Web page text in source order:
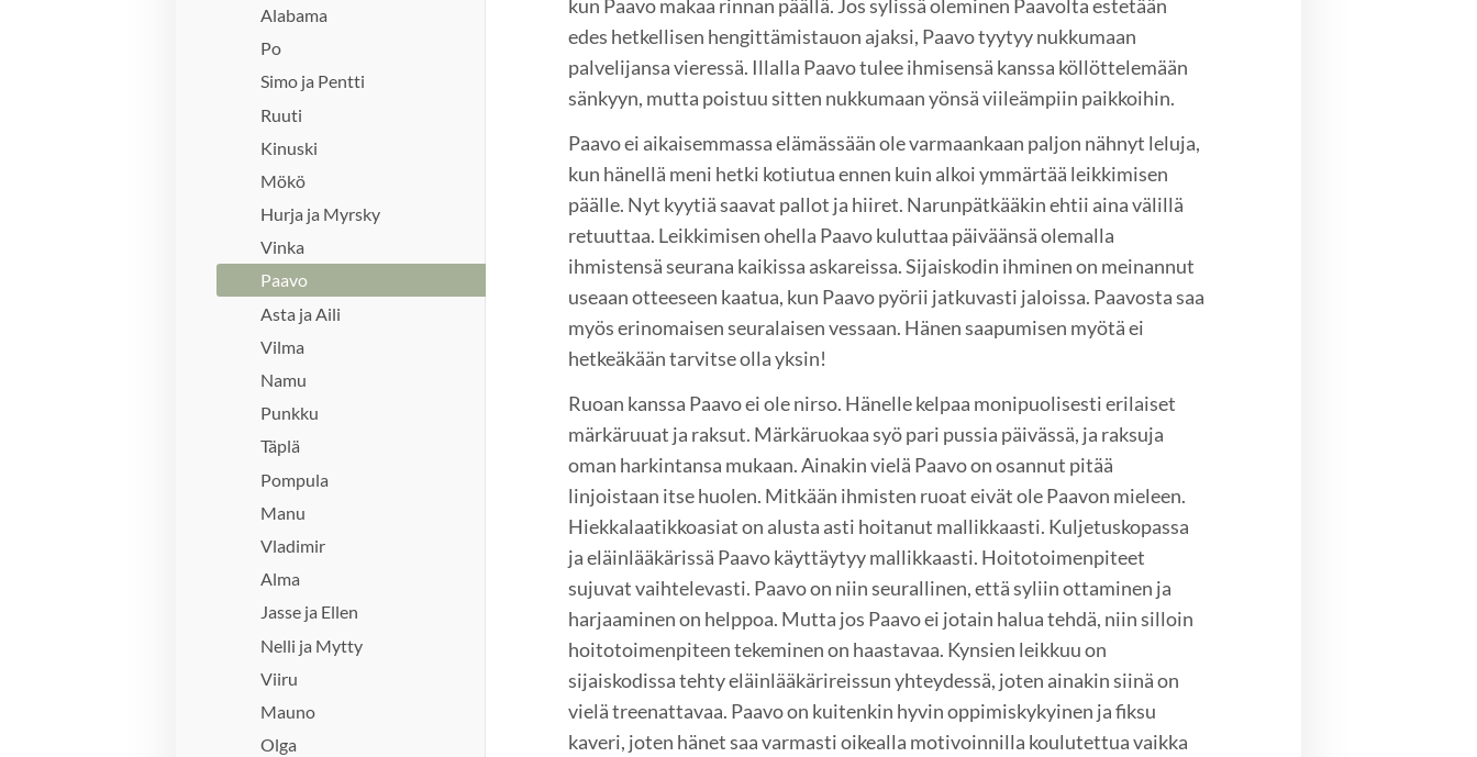
Alabama
Po
Simo ja Pentti
Ruuti
Kinuski
Mökö
Hurja ja Myrsky
Vinka
Paavo
Asta ja Aili
Vilma
Namu
Punkku
Täplä
Pompula
Manu
Vladimir
Alma
Jasse ja Ellen
Nelli ja Mytty
Viiru
Mauno
Olga
kun Paavo makaa rinnan päällä. Jos sylissä oleminen Paavolta estetään
edes hetkellisen hengittämistauon ajaksi, Paavo tyytyy nukkumaan
palvelijansa vieressä. Illalla Paavo tulee ihmisensä kanssa köllöttelemään
sänkyyn, mutta poistuu sitten nukkumaan yönsä viileämpiin paikkoihin.
Paavo ei aikaisemmassa elämässään ole varmaankaan paljon nähnyt leluja,
kun hänellä meni hetki kotiutua ennen kuin alkoi ymmärtää leikkimisen
päälle. Nyt kyytiä saavat pallot ja hiiret. Narunpätkääkin ehtii aina välillä
retuuttaa. Leikkimisen ohella Paavo kuluttaa päiväänsä olemalla
ihmistensä seurana kaikissa askareissa. Sijaiskodin ihminen on meinannut
useaan otteeseen kaatua, kun Paavo pyörii jatkuvasti jaloissa. Paavosta saa
myös erinomaisen seuralaisen vessaan. Hänen saapumisen myötä ei
hetkeäkään tarvitse olla yksin!
Ruoan kanssa Paavo ei ole nirso. Hänelle kelpaa monipuolisesti erilaiset
märkäruuat ja raksut. Märkäruokaa syö pari pussia päivässä, ja raksuja
oman harkintansa mukaan. Ainakin vielä Paavo on osannut pitää
linjoistaan itse huolen. Mitkään ihmisten ruoat eivät ole Paavon mieleen.
Hiekkalaatikkoasiat on alusta asti hoitanut mallikkaasti. Kuljetuskopassa
ja eläinlääkärissä Paavo käyttäytyy mallikkaasti. Hoitotoimenpiteet
sujuvat vaihtelevasti. Paavo on niin seurallinen, että syliin ottaminen ja
harjaaminen on helppoa. Mutta jos Paavo ei jotain halua tehdä, niin silloin
hoitotoimenpiteen tekeminen on haastavaa. Kynsien leikkuu on
sijaiskodissa tehty eläinlääkärireissun yhteydessä, joten ainakin siinä on
vielä treenattavaa. Paavo on kuitenkin hyvin oppimiskykyinen ja fiksu
kaveri, joten hänet saa varmasti oikealla motivoinnilla koulutettua vaikka